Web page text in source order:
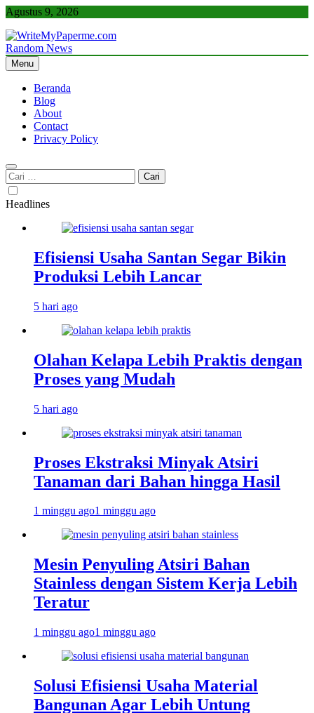
Skip
content
Agustus 9, 2026
WriteMyPaperme.com
Bisnis, Kuliner, Teknologi
Random News
Menu
Beranda
Blog
About
Contact
Privacy Policy
Cari
untuk:
Headlines
Efisiensi Usaha Santan Segar Bikin
Produksi Lebih Lancar
5 hari ago
Olahan Kelapa Lebih Praktis dengan
Proses yang Mudah
5 hari ago
Proses Ekstraksi Minyak Atsiri
Tanaman dari Bahan hingga Hasil
1 minggu ago1 minggu ago
Mesin Penyuling Atsiri Bahan
Stainless dengan Sistem Kerja Lebih
Teratur
1 minggu ago1 minggu ago
Solusi Efisiensi Usaha Material
Bangunan Agar Lebih Untung